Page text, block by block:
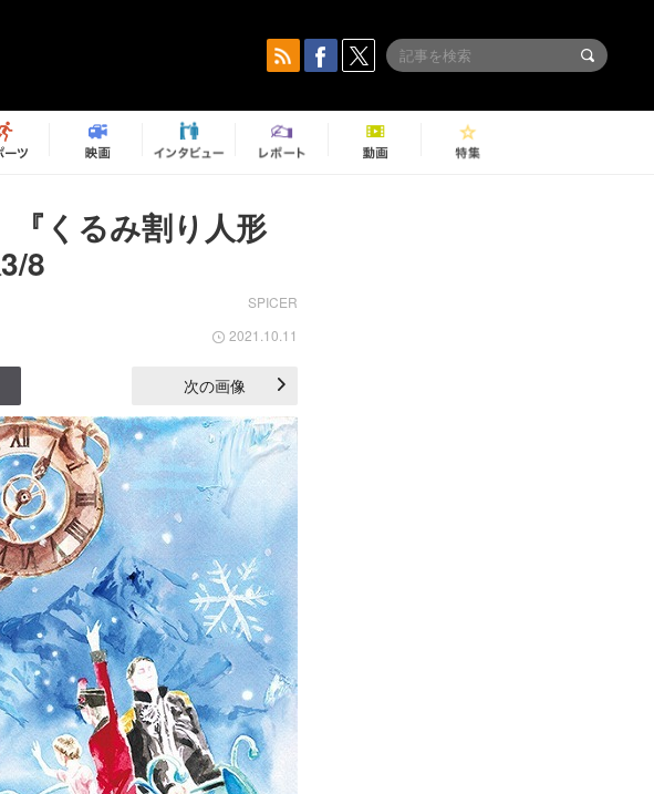
くるみ割り人形
8
SPICER
2021.10.11
次の画像